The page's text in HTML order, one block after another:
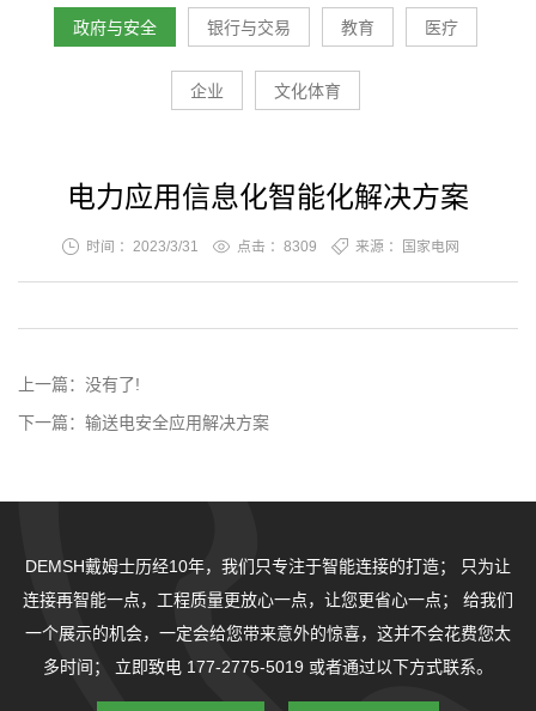
政府与安全 银行与交易 教育 医疗
企业 文化体育
电力应用信息化智能化解决方案
时间 ：2023/3/31 点击 ： 8309 来源 ：国家电网
上一篇： 没有了!
下一篇： 输送电安全应用解决方案
DEMSH戴姆士历经10年，我们只专注于智能连接的打造；
只为让
连接再智能一点，工程质量更放心一点，让您更省心一点；
给我们
一个展示的机会，一定会给您带来意外的惊喜，这并不会花费您太
多时间；
立即致电 177-2775-5019 或者通过以下方式联系。